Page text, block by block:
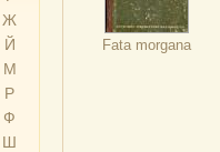
Ж
Й
М
Р
Ф
Ш
Fata morgana